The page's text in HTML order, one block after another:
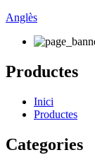
Anglès
Productes
Inici
Productes
Categories